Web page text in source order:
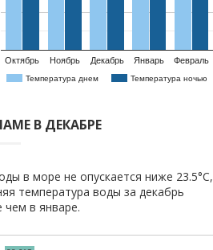
Температура днем Температура ночью
Октябрь Ноябрь Декабрь Январь Февраль
В ДЕКАБРЕ
в море не опускается ниже 23.5°C,
температура воды за декабрь
чем в январе.